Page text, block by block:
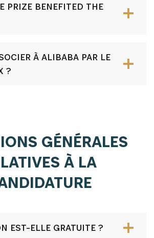
PRIZE BENEFITED THE
À ALIBABA PAR LE
?
GÉNÉRALES
À LA
EST-ELLE GRATUITE ?